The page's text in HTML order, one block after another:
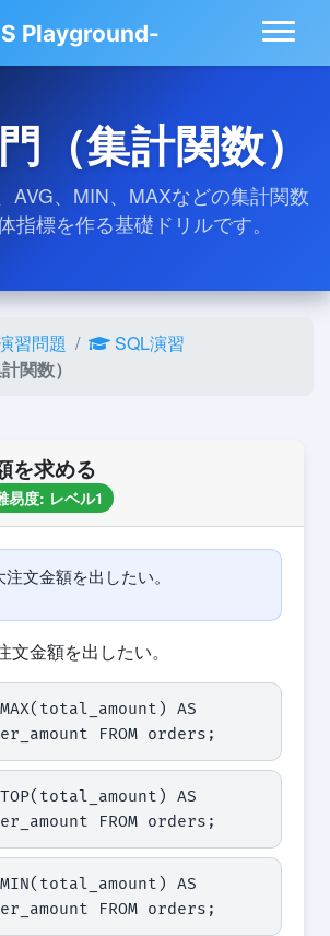
Playground-
（集計関数）
AVG、MIN、MAXなどの集計関数
指標を作る基礎ドリルです。
習問題
SQL演習
関数）
を求める
易度: レベル1
文金額を出したい。
文金額を出したい。
MAX(total_amount) AS
FROM orders;
TOP(total_amount) AS
FROM orders;
MIN(total_amount) AS
FROM orders;